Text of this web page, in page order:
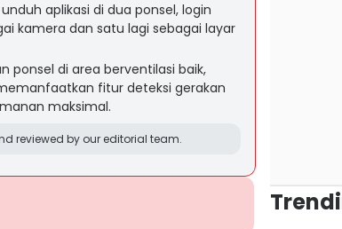
aplikasi di dua ponsel, login
kamera dan satu lagi sebagai layar
ponsel di area berventilasi baik,
fitur deteksi gerakan
maksimal.
reviewed by our editorial team.